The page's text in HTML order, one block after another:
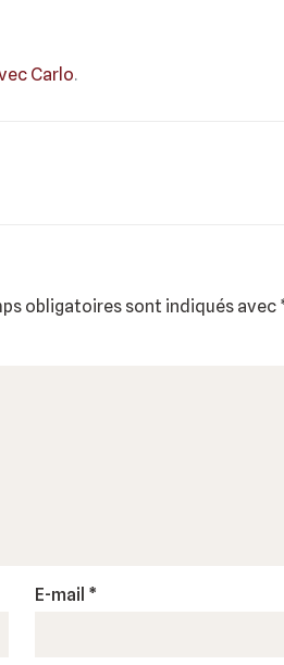
Carlo.
obligatoires sont indiqués avec
E-mail *